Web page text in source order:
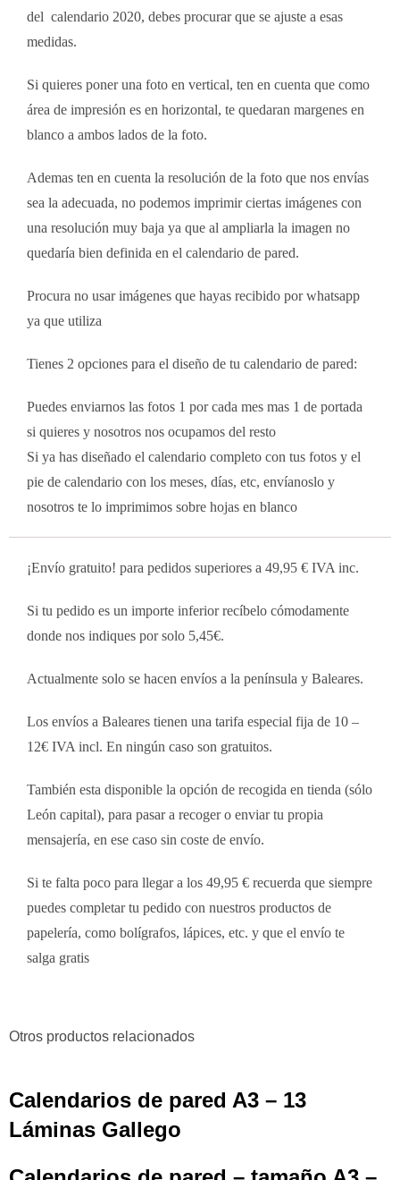
del calendario 2020, debes procurar que se ajuste a esas
medidas.
Si quieres poner una foto en vertical, ten en cuenta que como
área de impresión es en horizontal, te quedaran margenes en
blanco a ambos lados de la foto.
Ademas ten en cuenta la resolución de la foto que nos envías
sea la adecuada, no podemos imprimir ciertas imágenes con
una resolución muy baja ya que al ampliarla la imagen no
quedaría bien definida en el calendario de pared.
Procura no usar imágenes que hayas recibido por whatsapp
ya que utiliza
Tienes 2 opciones para el diseño de tu calendario de pared:
Puedes enviarnos las fotos 1 por cada mes mas 1 de portada
si quieres y nosotros nos ocupamos del resto
Si ya has diseñado el calendario completo con tus fotos y el
pie de calendario con los meses, días, etc, envíanoslo y
nosotros te lo imprimimos sobre hojas en blanco
¡Envío gratuito! para pedidos superiores a 49,95 € IVA inc.
Si tu pedido es un importe inferior recíbelo cómodamente
donde nos indiques por solo 5,45€.
Actualmente solo se hacen envíos a la península y Baleares.
Los envíos a Baleares tienen una tarifa especial fija de 10 –
12€ IVA incl. En ningún caso son gratuitos.
También esta disponible la opción de recogida en tienda (sólo
León capital), para pasar a recoger o enviar tu propia
mensajería, en ese caso sin coste de envío.
Si te falta poco para llegar a los 49,95 € recuerda que siempre
puedes completar tu pedido con nuestros productos de
papelería, como bolígrafos, lápices, etc. y que el envío te
salga gratis
Otros productos relacionados
Calendarios de pared A3 – 13
Láminas Gallego